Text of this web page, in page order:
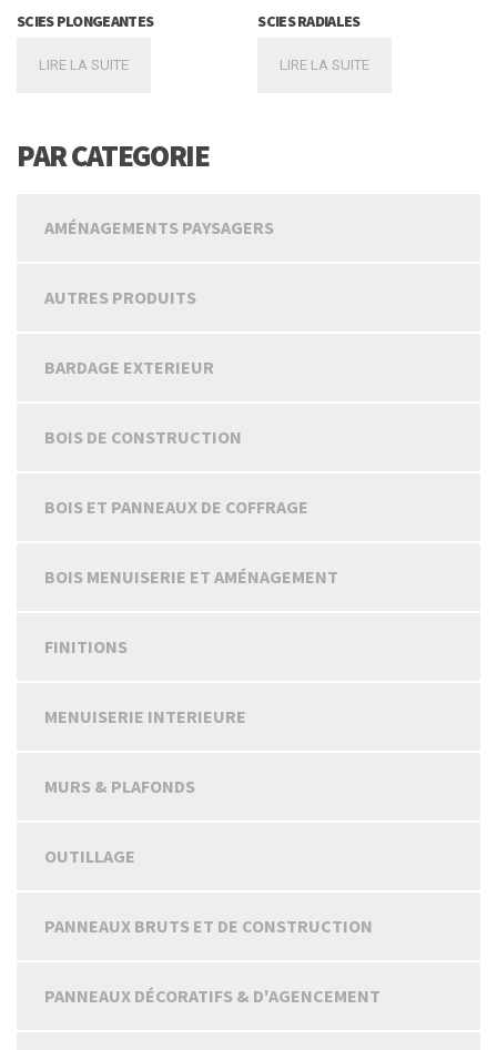
SCIES PLONGEANTES
LIRE LA SUITE
SCIES RADIALES
LIRE LA SUITE
PAR CATEGORIE
AMÉNAGEMENTS PAYSAGERS
AUTRES PRODUITS
BARDAGE EXTERIEUR
BOIS DE CONSTRUCTION
BOIS ET PANNEAUX DE COFFRAGE
BOIS MENUISERIE ET AMÉNAGEMENT
FINITIONS
MENUISERIE INTERIEURE
MURS & PLAFONDS
OUTILLAGE
PANNEAUX BRUTS ET DE CONSTRUCTION
PANNEAUX DÉCORATIFS & D'AGENCEMENT